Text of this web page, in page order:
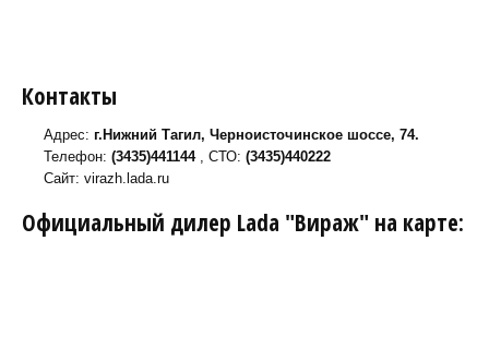
Контакты
Адрес: г.Нижний Тагил, Черноисточинское шоссе, 74.
Телефон: (3435)441144 , СТО: (3435)440222
Сайт: virazh.lada.ru
Официальный дилер Lada "Вираж" на карте: